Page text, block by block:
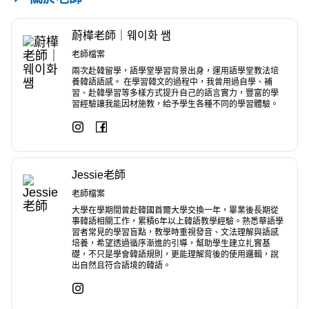
蔚樺老師｜웨이화 쌤
老師檔案
兩次赴韓留學，語學堂學習背景出身，運用語學堂教法培
養韓語語感。 在學習韓文的過程中，我曾用過自學、補
習、赴韓學習等多樣方式提升自己的語言實力，豐富的學
習經驗讓我能因材施教，給予學生各種不同的學習體驗。
Jessie老師
老師檔案
大學在學期間曾赴韓國首爾大學交換一年，畢業後長期從
事韓語相關工作，累積6年以上韓語教學經驗。熟悉華語學
習者常見的學習盲點，教學時重視發音、文法理解與語感
培養，希望透過循序漸進的引導，幫助學生建立扎實基
礎，不只是學會韓語規則，更能理解背後的使用邏輯，說
出自然且符合語境的韓語。